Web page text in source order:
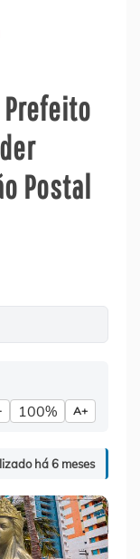
Prefeito
Postal
100% A+
há 6 meses